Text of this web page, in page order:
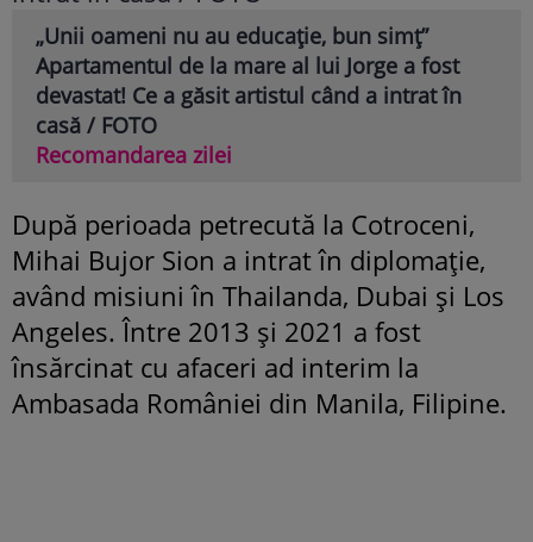
„Unii oameni nu au educație, bun simț”
Apartamentul de la mare al lui Jorge a fost
devastat! Ce a găsit artistul când a intrat în
casă / FOTO
Recomandarea zilei
După perioada petrecută la Cotroceni,
Mihai Bujor Sion a intrat în diplomație,
având misiuni în Thailanda, Dubai și Los
Angeles. Între 2013 și 2021 a fost
însărcinat cu afaceri ad interim la
Ambasada României din Manila, Filipine.